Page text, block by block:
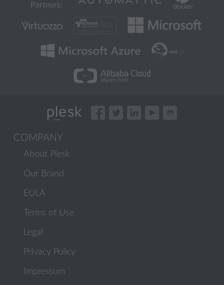
Partners:
COMPANY
About Plesk
Our Brand
EULA
Terms of Use
Legal
Privacy Policy
Impressum